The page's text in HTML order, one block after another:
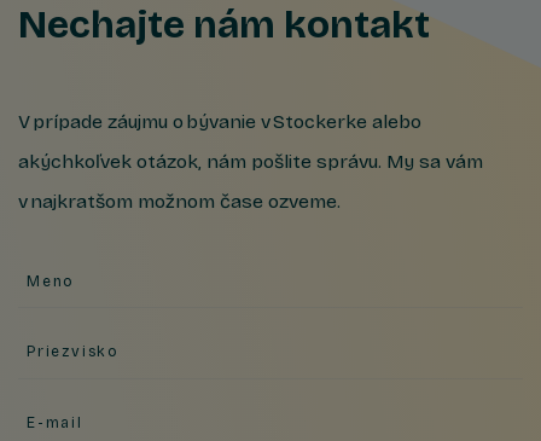
Nechajte nám kontakt
V prípade záujmu o bývanie v Stockerke alebo
akýchkoľvek otázok, nám pošlite správu. My sa vám
v najkratšom možnom čase ozveme.
Meno
Priezvisko
E-mail